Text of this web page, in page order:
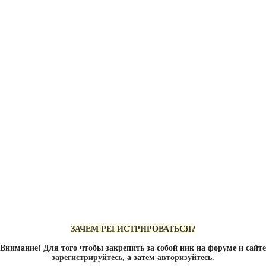
ЗАЧЕМ РЕГИСТРИРОВАТЬСЯ?
Внимание! Для того чтобы закрепить за собой ник на форуме и сайте
зарегистрируйтесь, а затем авторизуйтесь.